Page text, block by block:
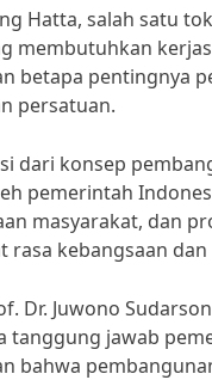
Hatta, salah satu
membutuhkan
betapa pentingnya
persatuan.
dari konsep
pemerintah
masyarakat, dan
rasa kebangsaan
Dr. Juwono
tanggung jawab
bahwa